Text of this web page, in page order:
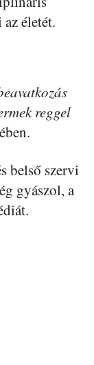
életét.
reggel
belső szervi
gyászol, a